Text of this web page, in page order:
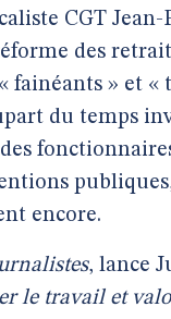
CGT
des
fainéants » et
du temps
encore.
, lance
le travail et